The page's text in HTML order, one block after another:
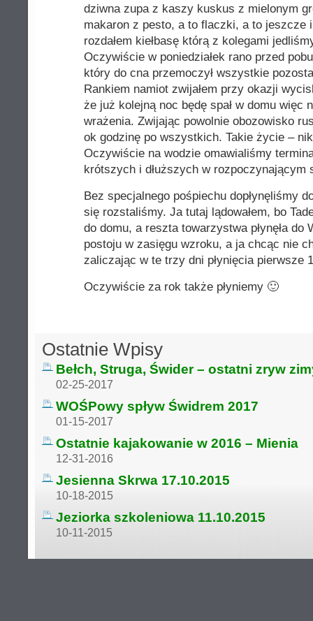
dziwna zupa z kaszy kuskus z mielonym
makaron z pesto, a to flaczki, a to jeszcze
rozdałem kiełbasę którą z kolegami
Oczywiście w poniedziałek rano przed
który do cna przemoczył wszystkie
Rankiem namiot zwijałem przy okazji
że już kolejną noc będę spał w domu więc
wrażenia. Zwijając powolnie obozowisko
ok godzinę po wszystkich. Takie życie –
Oczywiście na wodzie omawialiśmy
krótszych i dłuższych w rozpoczynającym
Bez specjalnego pośpiechu dopłynęliśmy
się rozstaliśmy. Ja tutaj lądowałem, bo
do domu, a reszta towarzystwa płynęła
postoju w zasięgu wzroku, a ja chcąc nie
zaliczając w te trzy dni płynięcia pierwsze
Oczywiście za rok także płyniemy 🙂
Ostatnie Wpisy
Bełch, Struga, Świder – ostatni zryw
02-25-2017
WOŚPowy spływ Świdrem 2017
01-15-2017
Ostatnie kajakowanie w 2016 – Mienia
12-31-2016
Jesienna Skrwa 17.10.2015
10-18-2015
Jeziorka szkoleniowa 11.10.2015
10-11-2015